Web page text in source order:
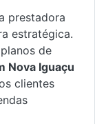
prestadora
estratégica.
de
Nova Iguaçu
clientes